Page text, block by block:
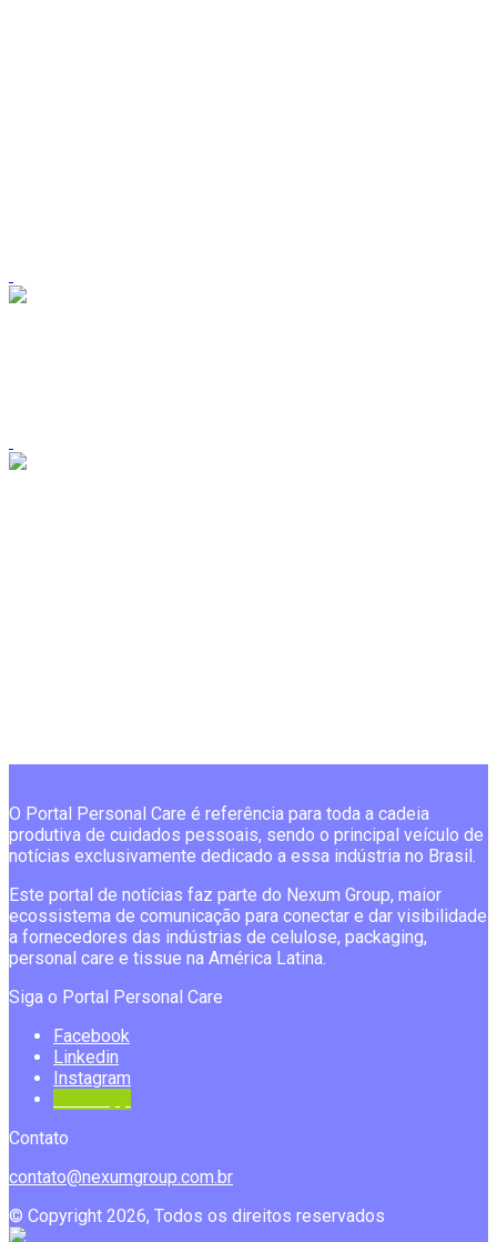
O Portal Personal Care é referência para toda a cadeia
produtiva de cuidados pessoais, sendo o principal veículo de
notícias exclusivamente dedicado a essa indústria no Brasil.
Este portal de notícias faz parte do Nexum Group, maior
ecossistema de comunicação para conectar e dar visibilidade
a fornecedores das indústrias de celulose, packaging,
personal care e tissue na América Latina.
Siga o Portal Personal Care
Facebook
Linkedin
Instagram
Contato
contato@nexumgroup.com.br
© Copyright 2026, Todos os direitos reservados